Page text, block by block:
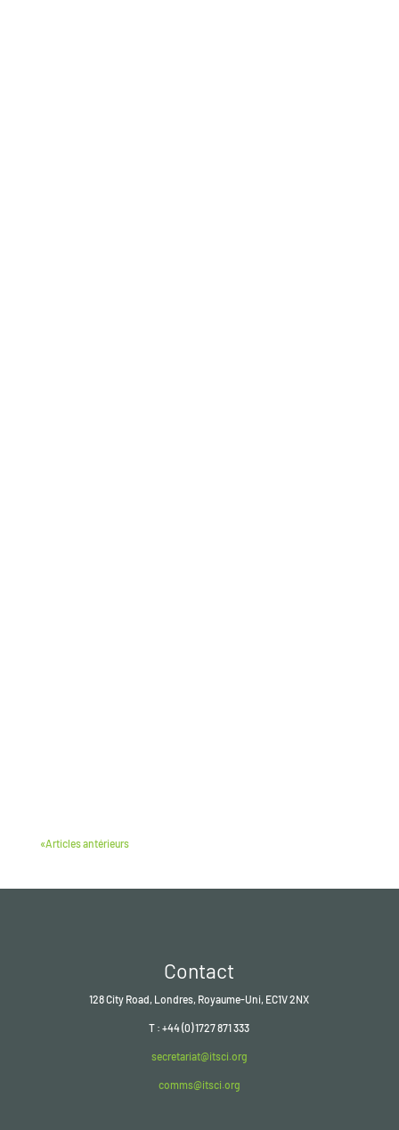
«Articles antérieurs
Contact
128 City Road, Londres, Royaume-Uni, EC1V 2NX
T : +44 (0) 1727 871 333
secretariat@itsci.org
comms@itsci.org